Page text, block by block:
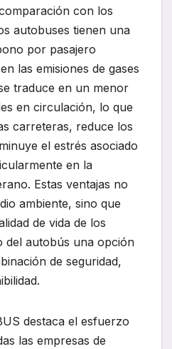
con los
autobuses tienen una
por pasajero
las emisiones de gases
traduce en un menor
en circulación, lo que
carreteras, reduce los
el estrés asociado
en la
Estas ventajas no
ambiente, sino que
de vida de los
del autobús una opción
de seguridad,
destaca el esfuerzo
las empresas de